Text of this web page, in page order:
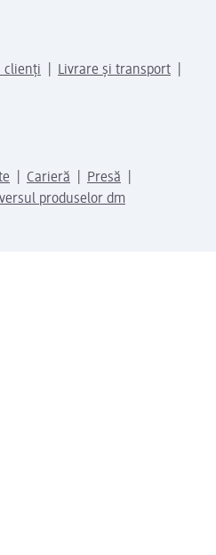
clienți
Livrare și transport
Carieră
Presă
produselor dm